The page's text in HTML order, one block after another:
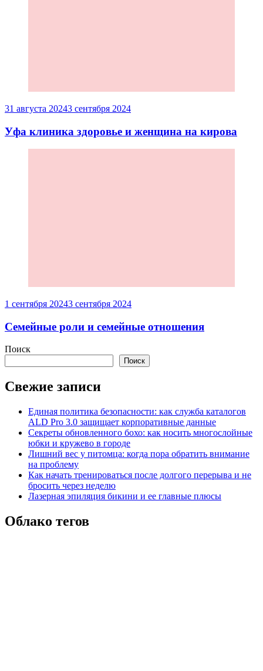
31 августа 20243 сентября 2024
Уфа клиника здоровье и женщина на кирова
1 сентября 20243 сентября 2024
Семейные роли и семейные отношения
Поиск
Поиск
Свежие записи
Единая политика безопасности: как служба каталогов
ALD Pro 3.0 защищает корпоративные данные
Секреты обновленного бохо: как носить многослойные
юбки и кружево в городе
Лишний вес у питомца: когда пора обратить внимание
на проблему
Как начать тренироваться после долгого перерыва и не
бросить через неделю
Лазерная эпиляция бикини и ее главные плюсы
Облако тегов